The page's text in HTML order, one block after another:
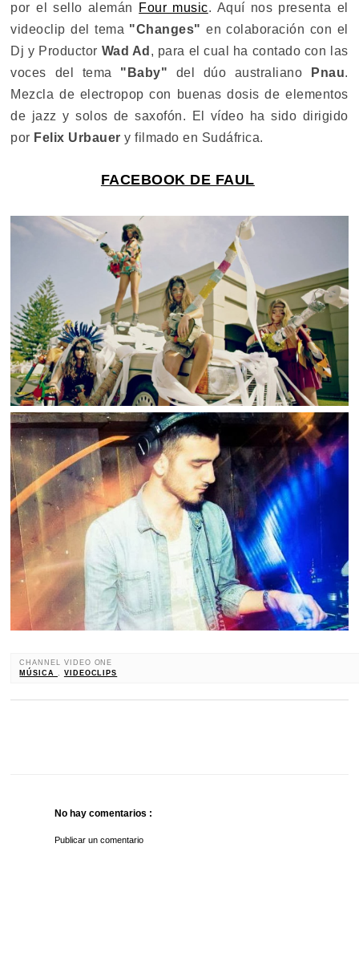
por el sello alemán
Four music. Aquí nos presenta el
videoclip del tema "Changes" en colaboración con el
Dj y Productor Wad Ad , para el cual ha contado con las
voces del tema "Baby" del dúo australiano Pnau.
Mezcla de electropop con buenas dosis de elementos
de jazz y solos de saxofón. El vídeo ha sido dirigido
por Felix Urbauer y filmado en Sudáfrica.
FACEBOOK DE FAUL
CHANNEL VIDEO ONE
MÚSICA , VIDEOCLIPS
No hay comentarios :
Publicar un comentario